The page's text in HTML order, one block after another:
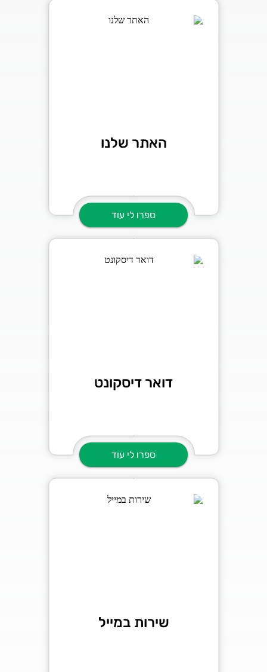
האתר שלנו
ספרו לי עוד
דואר דיסקונט
ספרו לי עוד
שירות במייל